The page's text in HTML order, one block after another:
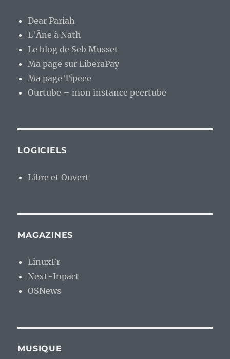
Dear Pariah
L'Âne à Nath
Le blog de Seb Musset
Ma page sur LiberaPay
Ma page Tipeee
Ourtube – mon instance peertube
LOGICIELS
Libre et Ouvert
MAGAZINES
LinuxFr
Next-Inpact
OSNews
MUSIQUE